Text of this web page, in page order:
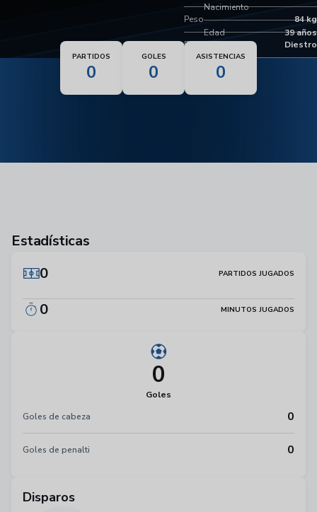
Peso 84 kg
Pie dominante Diestro
Nacimiento
Edad 39 años
PARTIDOS
0
GOLES
0
ASISTENCIAS
0
Estadísticas
0
PARTIDOS JUGADOS
0 MINUTOS JUGADOS
0
Goles
Goles de cabeza
0
Goles de penalti 0
Disparos